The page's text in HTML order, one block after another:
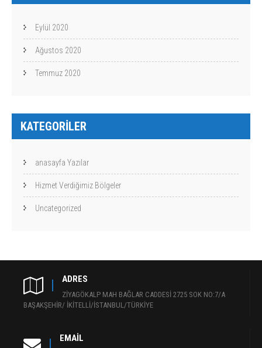
Eylül 2020
Ağustos 2020
Temmuz 2020
KATEGORILER
anasayfa Yazılar
Hizmet Verdiğimiz Bölgeler
Uncategorized
ADRES
ZİYAGÖKALP MAH BAĞLAR CADDESİ 2725 SOK NO:7/A
BAŞAKŞEHİR/ İKİTELLİ/İSTANBUL/TÜRKİYE
EMAIL